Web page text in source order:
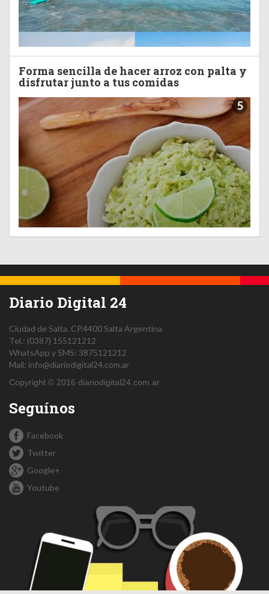
Forma sencilla de hacer arroz con palta y
disfrutar junto a tus comidas
5
Diario Digital 24
Ciudad de Salta. CP.4400Salta Argentina
Tel.: (0387) 155121212
WhatsApp y SMS: 3875121212
Mail: info@diariodigital24.com.ar
Copyright © 2016 diariodigital24.com.ar
Seguínos
Facebook
Twitter
Google+
Youtube